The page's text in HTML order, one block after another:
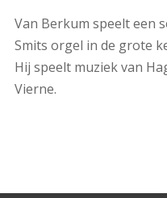
Van Berkum speelt een
Smits orgel in de grote
Hij speelt muziek van
Vierne.